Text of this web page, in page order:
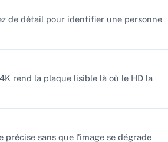
de détail pour identifier une personne
rend la plaque lisible là où le HD la
sans que l'image se dégrade